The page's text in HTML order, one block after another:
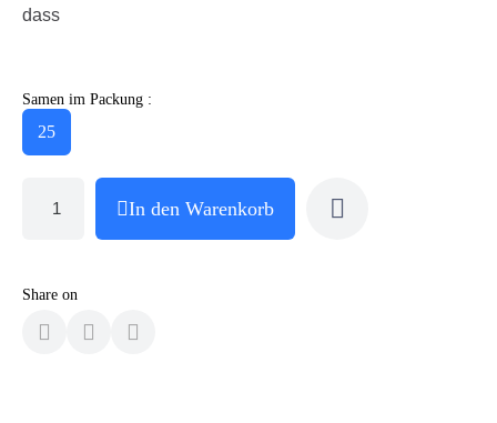
dass
Samen im Packung :
25
In den Warenkorb
Share on